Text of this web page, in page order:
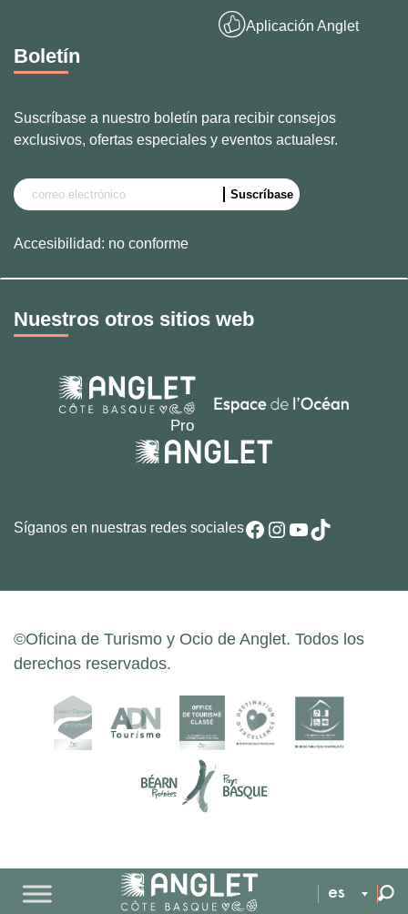
es
Aplicación Anglet
Boletín
Suscríbase a nuestro boletín para recibir consejos
exclusivos, ofertas especiales y eventos actualesr.
Accesibilidad: no conforme
Nuestros otros sitios web
Síganos en nuestras redes socialesFacebook
Instagram
YouTube
TikTok
©Oficina de Turismo y Ocio de Anglet. Todos los
derechos reservados.